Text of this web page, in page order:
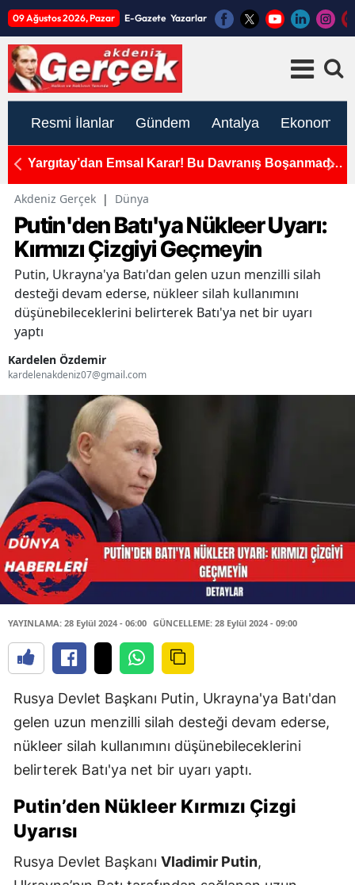
09 Ağustos 2026, Pazar E-Gazete Yazarlar
Resmi İlanlar Gündem Antalya Ekonomi
Yargıtay’dan Emsal Karar! Bu Davranış Boşanmada
Akdeniz Gerçek | Dünya
Putin'den Batı'ya Nükleer Uyarı:
Kırmızı Çizgiyi Geçmeyin
Putin, Ukrayna'ya Batı'dan gelen uzun menzilli silah
desteği devam ederse, nükleer silah kullanımını
düşünebileceklerini belirterek Batı'ya net bir uyarı
yaptı
Kardelen Özdemir
kardelenakdeniz07@gmail.com
YAYINLAMA: 28 Eylül 2024 - 06:00 GÜNCELLEME: 28 Eylül 2024 - 09:00
Rusya Devlet Başkanı Putin, Ukrayna'ya Batı'dan
gelen uzun menzilli silah desteği devam ederse,
nükleer silah kullanımını düşünebileceklerini
belirterek Batı'ya net bir uyarı yaptı.
Putin’den Nükleer Kırmızı Çizgi
Uyarısı
Rusya Devlet Başkanı Vladimir Putin,